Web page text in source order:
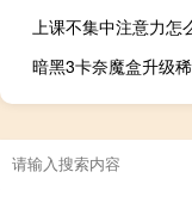
上课不集中注意力怎